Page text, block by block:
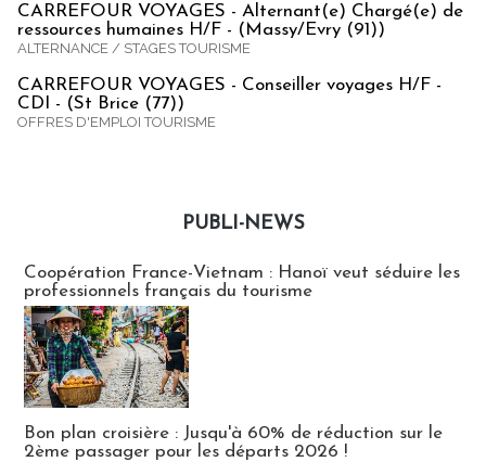
CARREFOUR VOYAGES - Alternant(e) Chargé(e) de
ressources humaines H/F - (Massy/Evry (91))
ALTERNANCE / STAGES TOURISME
CARREFOUR VOYAGES - Conseiller voyages H/F -
CDI - (St Brice (77))
OFFRES D'EMPLOI TOURISME
PUBLI-NEWS
Coopération France-Vietnam : Hanoï veut séduire les
professionnels français du tourisme
Bon plan croisière : Jusqu'à 60% de réduction sur le
2ème passager pour les départs 2026 !